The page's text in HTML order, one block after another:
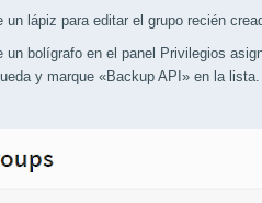
lápiz para editar el grupo recién
bolígrafo en el panel Privilegios
y marque «Backup API» en la